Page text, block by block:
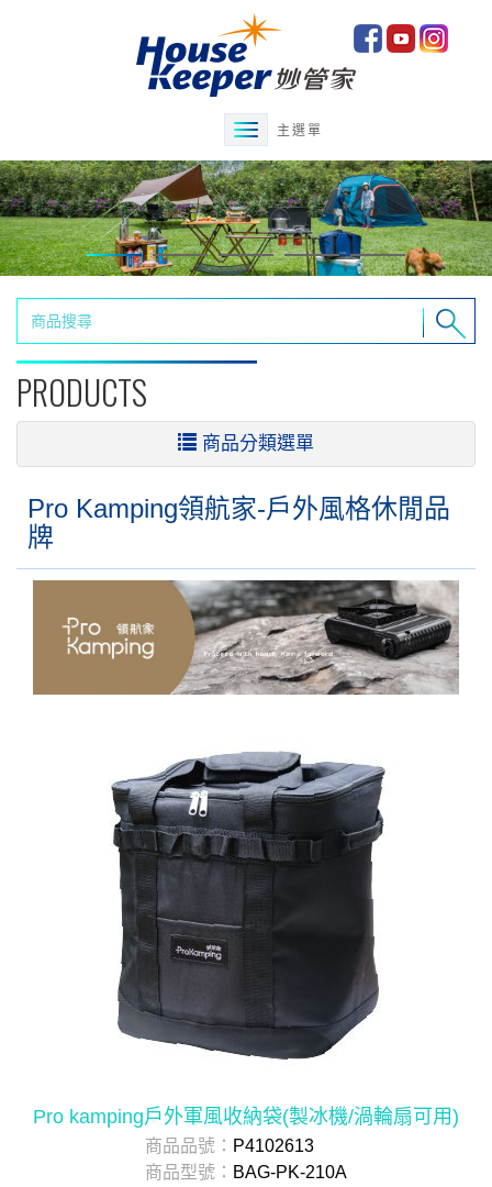
主選單
PRODUCTS
商品分類選單
Pro Kamping領航家-戶外風格休閒品
牌
Pro kamping戶外軍風收納袋(製冰機/渦輪扇可用)
商品品號： P4102613
商品型號： BAG-PK-210A